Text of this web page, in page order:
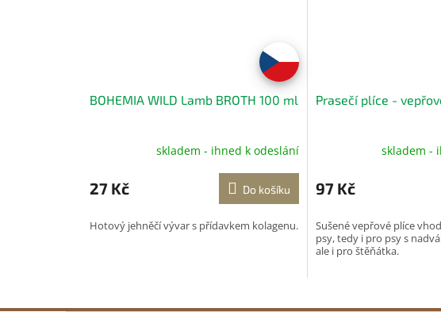
BOHEMIA WILD Lamb BROTH 100 ml
skladem - ihned k odeslání
27 Kč Do košíku
Hotový jehněčí vývar s přídavkem kolagenu.
Prasečí plíce -
skladem -
97 Kč
Sušené vepřové plíce
psy, tedy i pro psy s
ale i pro štěňátka.